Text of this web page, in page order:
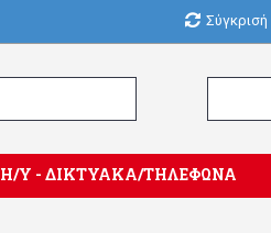
Σύγκρισή
Η/Υ - ΔΙΚΤΥΑΚΑ/ΤΗΛΕΦΩΝΑ